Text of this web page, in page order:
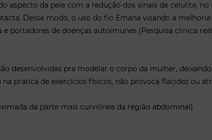
aspecto da pele com a redução dos sinais de celulite,
Desse modo, o uso do fio Emana visando a
e portadores de doenças autoimunes (Pesquisa clinica
desenvolvidas pra modelar o corpo da mulher,
na pratica de exercícios físicos, não provoca flacidez ou
da parte mais curvilínea da região abdominal)